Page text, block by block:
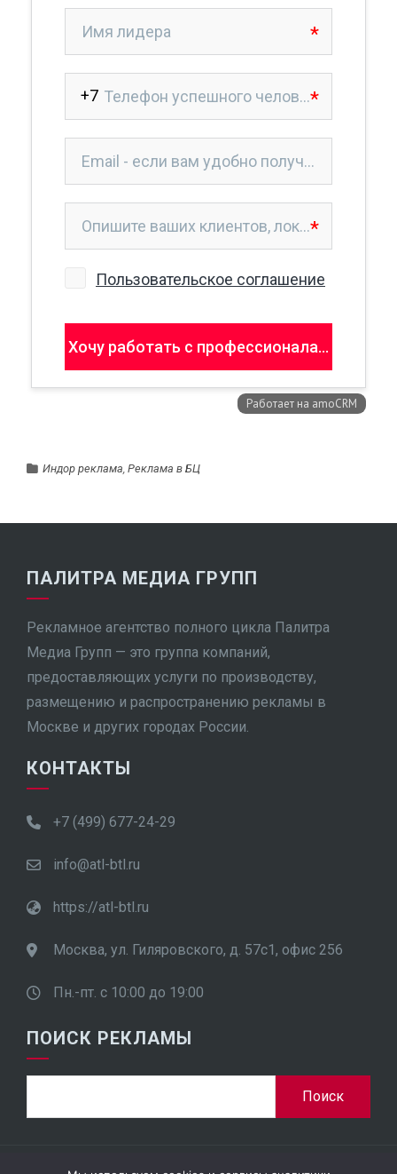
Индор реклама, Реклама в БЦ
ПАЛИТРА МЕДИА ГРУПП
Рекламное агентство полного цикла Палитра
Медиа Групп — это группа компаний,
предоставляющих услуги по производству,
размещению и распространению рекламы в
Москве и других городах России.
КОНТАКТЫ
+7 (499) 677-24-29
info@atl-btl.ru
https://atl-btl.ru
Москва, ул. Гиляровского, д. 57с1, офис 256
Пн.-пт. с 10:00 до 19:00
ПОИСК РЕКЛАМЫ